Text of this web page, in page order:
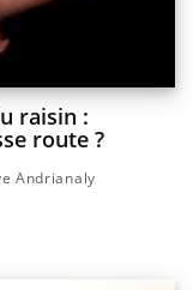
raisin :
route ?
Andrianaly